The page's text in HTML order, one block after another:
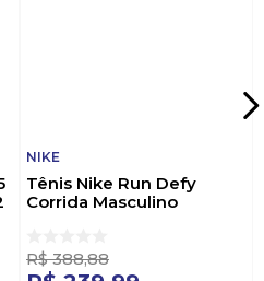
NIKE
Tênis Nike Run Defy
Corrida Masculino
R$ 388,88